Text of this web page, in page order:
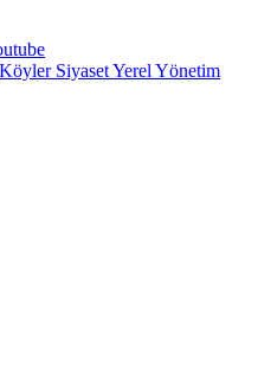
SiyasetYerel Yönetim